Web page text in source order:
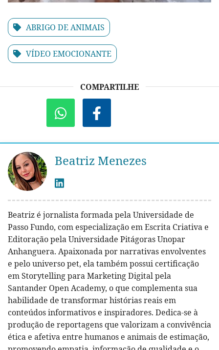
ABRIGO DE ANIMAIS
VÍDEO EMOCIONANTE
COMPARTILHE
Beatriz Menezes
Beatriz é jornalista formada pela Universidade de
Passo Fundo, com especialização em Escrita Criativa e
Editoração pela Universidade Pitágoras Unopar
Anhanguera. Apaixonada por narrativas envolventes
e pelo universo pet, ela também possui certificação
em Storytelling para Marketing Digital pela
Santander Open Academy, o que complementa sua
habilidade de transformar histórias reais em
conteúdos informativos e inspiradores. Dedica-se à
produção de reportagens que valorizam a convivência
ética e afetiva entre humanos e animais de estimação,